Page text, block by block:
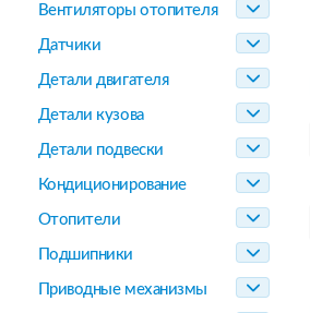
Вентиляторы отопителя
Датчики
Детали двигателя
Детали кузова
Детали подвески
Кондиционирование
Отопители
Подшипники
Приводные механизмы